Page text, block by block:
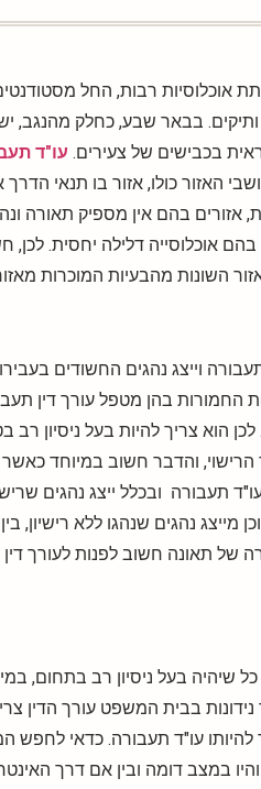
אוכלוסיות רבות, החל
בבאר שבע, כחלק מהנגב,
בכבישים של צעירים. עו"ד
האזור כולו, אזור בו תנאי הדרך
אזורים בהם אין מספיק תאורה
אוכלוסייה דלילה יחסית. לכן,
השונות מהבעיות המוכרות
וייצג נהגים החשודים
בהן מטפל עורך דין
הוא צריך להיות בעל ניסיון רב
הרישוי, והדבר חשוב במיוחד
תעבורה ובכלל ייצג נהגים
נהגים שנהגו ללא רישיון,
של תאונה חשוב לפנות לעורך
שיהיה בעל ניסיון רב בתחום,
בבית המשפט עורך הדין
להיותו עו"ד תעבורה. כדאי לחפש
במצב דומה ובין אם דרך